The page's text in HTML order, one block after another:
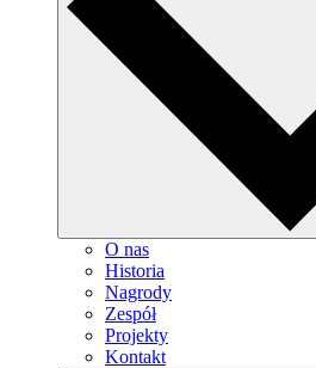
O nas
Historia
Nagrody
Zespół
Projekty
Kontakt